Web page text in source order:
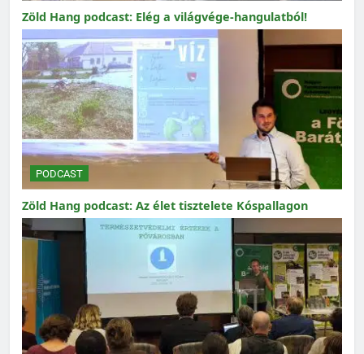
Zöld Hang podcast: Elég a világvége-hangulatból!
PODCAST
Zöld Hang podcast: Az élet tisztelete Kóspallagon